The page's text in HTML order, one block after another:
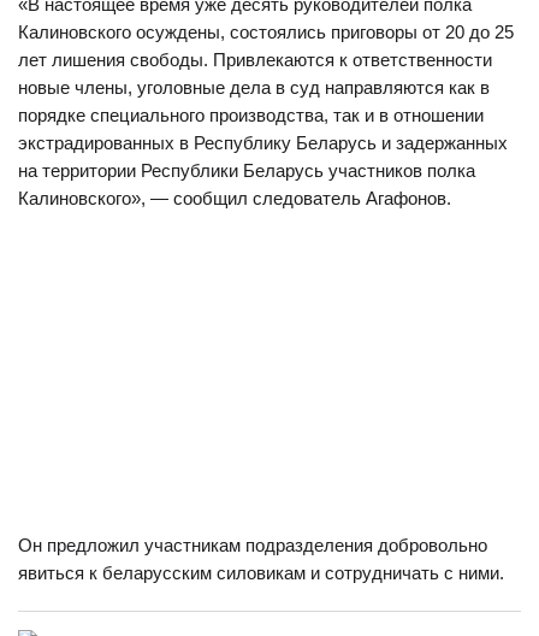
«В настоящее время уже десять руководителей полка
Калиновского осуждены, состоялись приговоры от 20 до 25
лет лишения свободы. Привлекаются к ответственности
новые члены, уголовные дела в суд направляются как в
порядке специального производства, так и в отношении
экстрадированных в Республику Беларусь и задержанных
на территории Республики Беларусь участников полка
Калиновского», — сообщил следователь Агафонов.
Он предложил участникам подразделения добровольно
явиться к беларусским силовикам и сотрудничать с ними.